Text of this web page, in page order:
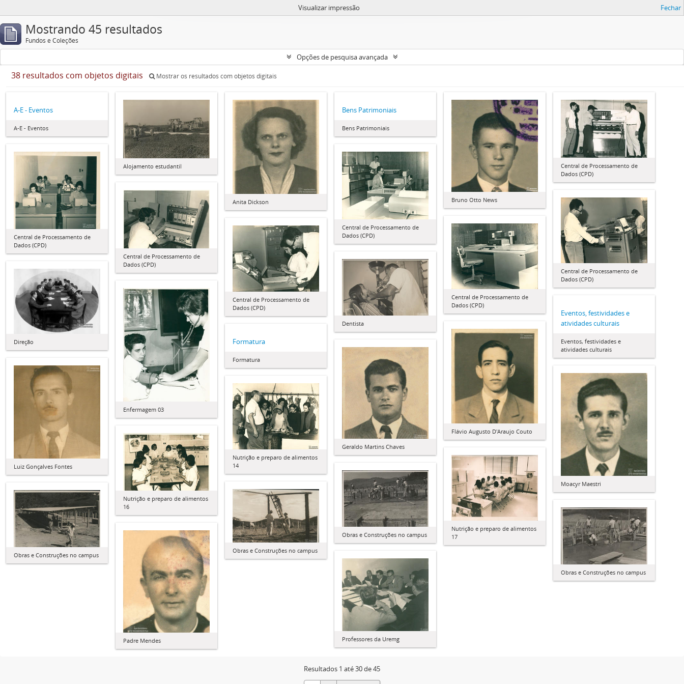
Visualizar impressão Fechar
Mostrando 45 resultados
Fundos e Coleções
Opções de pesquisa avançada
38 resultados com objetos digitais Mostrar os resultados com objetos digitais
A-E - Eventos
A-E - Eventos
Alojamento estudantil
Anita Dickson
Bens Patrimoniais
Bens Patrimoniais
Bruno Otto News
Central de Processamento de
Dados (CPD)
Central de Processamento de
Dados (CPD)
Central de Processamento de
Dados (CPD)
Central de Processamento de
Dados (CPD)
Central de Processamento de
Dados (CPD)
Central de Processamento de
Dados (CPD)
Central de Processamento de
Dados (CPD)
Dentista
Direção
Enfermagem 03
Eventos, festividades e
atividades culturais
Eventos, festividades e
atividades culturais
Flávio Augusto D'Araujo Couto
Formatura
Formatura
Geraldo Martins Chaves
Luiz Gonçalves Fontes
Moacyr Maestri
Nutrição e preparo de alimentos
14
Nutrição e preparo de alimentos
16
Nutrição e preparo de alimentos
17
Obras e Construções no campus
Obras e Construções no campus
Obras e Construções no campus
Obras e Construções no campus
Padre Mendes Professores da Uremg
Resultados 1 até 30 de 45